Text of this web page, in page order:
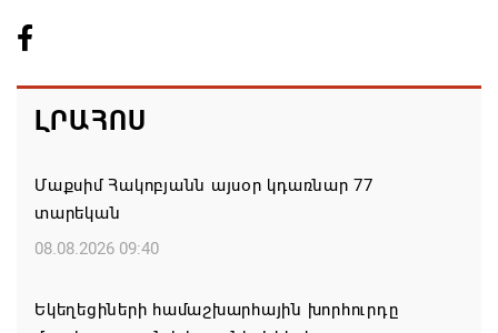
ԼՐԱՀՈՍ
Մաքսիմ Հակոբյանն այսօր կդառնար 77
տարեկան
08.08.2026 09:40
Եկեղեցիների համաշխարհային խորհուրդը